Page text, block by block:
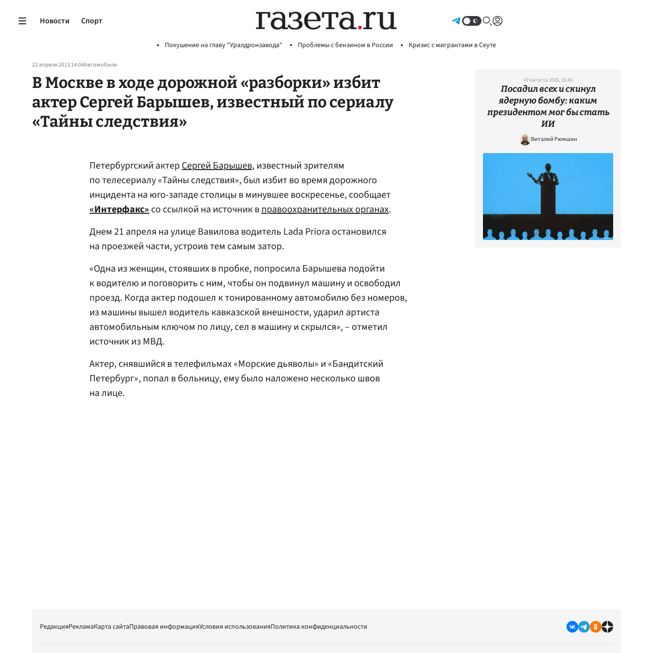
Новости Спорт
Покушение на главу "Уралдронзавода" Проблемы с бензином в России Кризис с мигрантами в Сеуте
22 апреля 2013 14:04Автомобили
В Москве в ходе дорожной «разборки» избит
актер Сергей Барышев, известный по сериалу
«Тайны следствия»
Петербургский актерСергей Барышев, известный зрителям
по телесериалу «Тайны следствия», был избит во время дорожного
инцидента на юго-западе столицы в минувшее воскресенье, сообщает
«Интерфакс»со ссылкой на источник вправоохранительных органах.
Днем 21 апреля на улице Вавилова водитель Lada Priora остановился
на проезжей части, устроив тем самым затор.
«Одна из женщин, стоявших в пробке, попросила Барышева подойти
к водителю и поговорить с ним, чтобы он подвинул машину и освободил
проезд. Когда актер подошел к тонированному автомобилю без номеров,
из машины вышел водитель кавказской внешности, ударил артиста
автомобильным ключом по лицу, сел в машину и скрылся», – отметил
источник из МВД.
Актер, снявшийся в телефильмах «Морские дьяволы» и «Бандитский
Петербург», попал в больницу, ему было наложено несколько швов
на лице.
07 августа 2026, 10:43
Посадил всех и скинул
ядерную бомбу: каким
президентом мог бы стать
ИИ
Виталий Рюмшин
РедакцияРекламаКарта сайтаПравовая информацияУсловия использованияПолитика конфиденциальности